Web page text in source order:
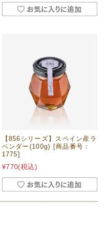
【856シリーズ】スペイン産ラ
ベンダー(100g) [商品番号：
1775]
¥770(税込)